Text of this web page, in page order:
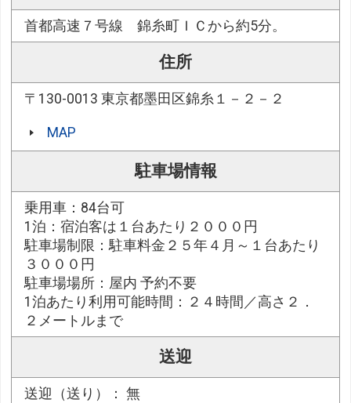
首都高速７号線 錦糸町ＩＣから約5分。
住所
〒130-0013 東京都墨田区錦糸１－２－２
MAP
駐車場情報
乗用車：84台可
1泊：宿泊客は１台あたり２０００円
駐車場制限：駐車料金２５年４月～１台あたり
３０００円
駐車場場所：屋内 予約不要
1泊あたり利用可能時間：２４時間／高さ２．
２メートルまで
送迎
送迎（送り）： 無